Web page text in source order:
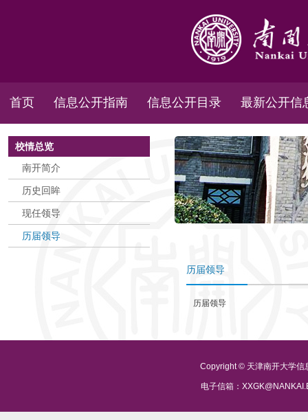
首页 信息公开指南 信息公开目录 最新公开信
校情总览
南开简介
历史回眸
现任领导
历届领导
历届领导
历届领导
Copyright © 天津南开大学信
电子信箱：